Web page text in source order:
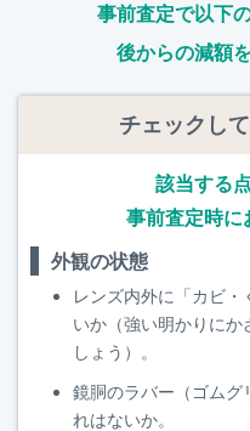
事前査定で以下
後からの減額
チェックし
該当する
事前査定時に
外観の状態
レンズ内外に「カビ
いか（強い明かりにか
しょう）。
鏡胴のラバー（ゴムグ
れはないか。